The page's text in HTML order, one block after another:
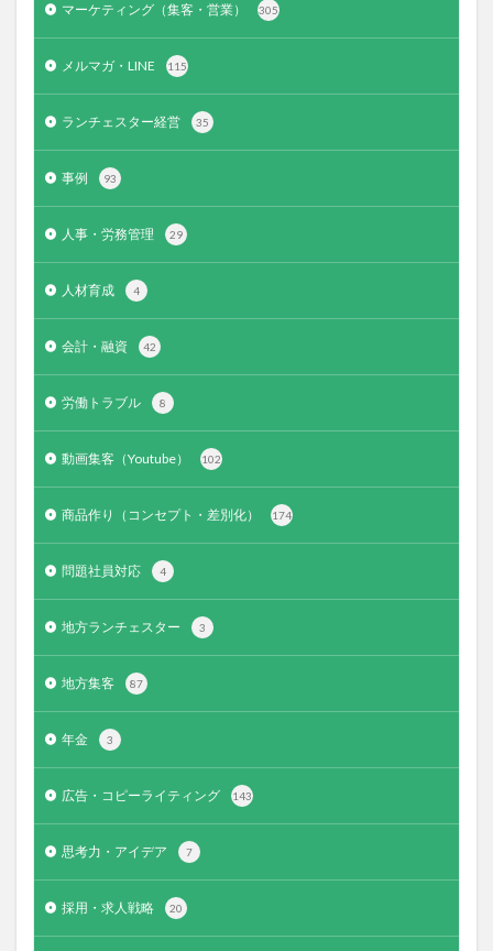
マーケティング（集客・営業） 305
メルマガ・LINE 115
ランチェスター経営 35
事例 93
人事・労務管理 29
人材育成 4
会計・融資 42
労働トラブル 8
動画集客（Youtube） 102
商品作り（コンセプト・差別化） 174
問題社員対応 4
地方ランチェスター 3
地方集客 87
年金 3
広告・コピーライティング 143
思考力・アイデア 7
採用・求人戦略 20